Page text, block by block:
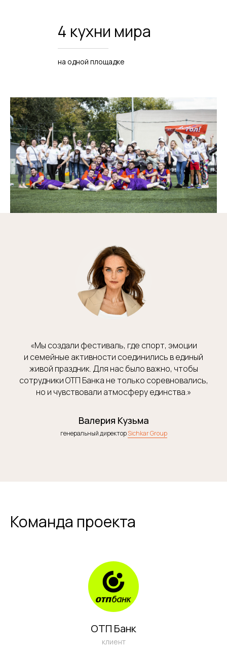
4 кухни мира
на одной площадке
«Мы создали фестиваль, где спорт, эмоции
и семейные активности соединились в единый
живой праздник. Для нас было важно, чтобы
сотрудники ОТП Банка не только соревновались,
но и чувствовали атмосферу единства.»
Валерия Кузьма
генеральный директорSichkar Group
Команда проекта
ОТП Банк
клиент